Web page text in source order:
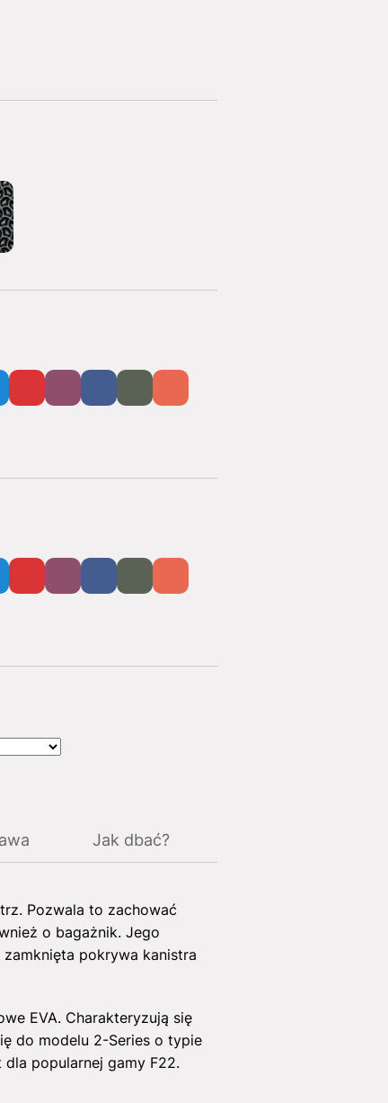
Jak dbać?
Pozwala to zachować
o bagażnik. Jego
pokrywa kanistra
EVA. Charakteryzują się
do modelu 2-Series o typie
popularnej gamy F22.